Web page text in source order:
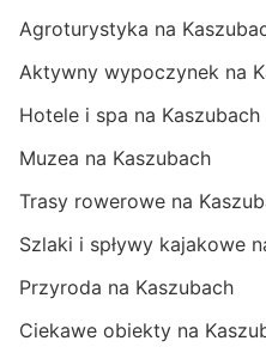
Agroturystyka na
Aktywny wypoczynek na
Hotele i spa na Kaszubach
Muzea na Kaszubach
Trasy rowerowe na
Szlaki i spływy kajakowe
Przyroda na Kaszubach
Ciekawe obiekty na